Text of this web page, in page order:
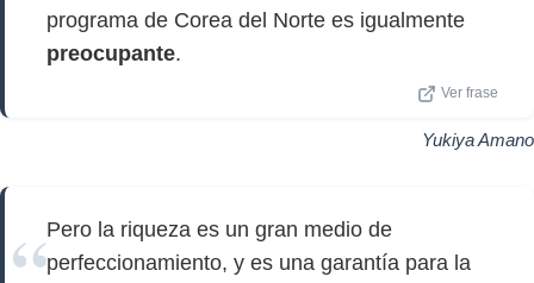
programa de Corea del Norte es igualmente
preocupante.
Ver frase
Yukiya Amano
Pero la riqueza es un gran medio de
perfeccionamiento, y es una garantía para la